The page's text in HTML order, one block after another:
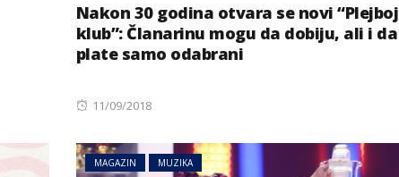
Nakon 30 godina otvara se novi “Plejboj
klub”: Članarinu mogu da dobiju, ali i da
plate samo odabrani
Posted
11/09/2018
MAGAZIN MUZIKA